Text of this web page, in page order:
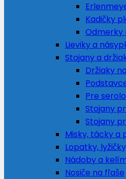
Kadičky
Odmerky
Lieviky a
Stojany a
Držiaky
Pre
Stojany
Stojany
Misky, tácky a
Lopatky,
Nádoby a
Nosiče na fľaše